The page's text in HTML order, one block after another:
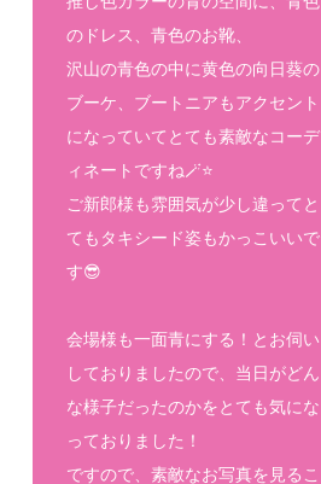
のドレス、青色のお靴、
沢山の青色の中に黄色の向日葵の
ブーケ、ブートニアもアクセント
になっていてとても素敵なコーデ
ィネートですね🪄⭐️
ご新郎様も雰囲気が少し違ってと
てもタキシード姿もかっこいいで
す😎
会場様も一面青にする！とお伺い
しておりましたので、当日がどん
な様子だったのかをとても気にな
っておりました！
ですので、素敵なお写真を見るこ